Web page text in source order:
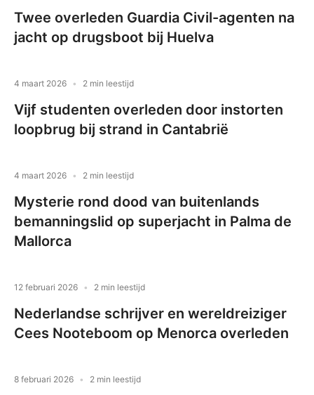
Twee overleden Guardia Civil-agenten na
jacht op drugsboot bij Huelva
4 maart 2026 2 min leestijd
Vijf studenten overleden door instorten
loopbrug bij strand in Cantabrië
4 maart 2026 2 min leestijd
Mysterie rond dood van buitenlands
bemanningslid op superjacht in Palma de
Mallorca
12 februari 2026 2 min leestijd
Nederlandse schrijver en wereldreiziger
Cees Nooteboom op Menorca overleden
8 februari 2026 2 min leestijd